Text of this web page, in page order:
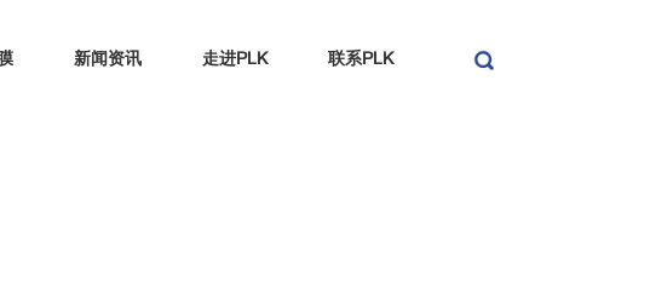
新闻资讯 走进PLK 联系PLK